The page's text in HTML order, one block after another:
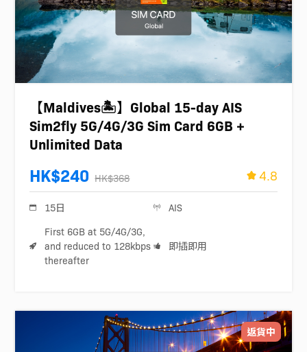
【Maldives🏝️】Global 15-day AIS
Sim2fly 5G/4G/3G Sim Card 6GB +
Unlimited Data
HK$368
HK$240 4.8
15日
AIS
First 6GB at 5G/4G/3G,
and reduced to 128kbps
thereafter
即插即用
返貨中